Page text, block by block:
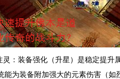
灵：装备强化（升星）是稳定提升
能为装备附加强大的元素伤害（